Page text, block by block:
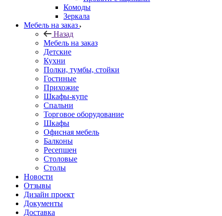
Комоды
Зеркала
Мебель на заказ
Назад
Мебель на заказ
Детские
Кухни
Полки, тумбы, стойки
Гостиные
Прихожие
Шкафы-купе
Спальни
Торговое оборудование
Шкафы
Офисная мебель
Балконы
Ресепшен
Столовые
Столы
Новости
Отзывы
Дизайн проект
Документы
Доставка